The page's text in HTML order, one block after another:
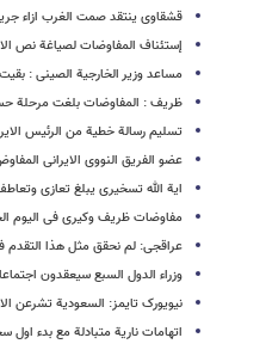
قشقاوی ینتقد صمت الغرب ازاء
إستئناف المفاوضات لصیاغة نص
مساعد وزیر الخارجیة الصینی :
ظریف : المفاوضات بلغت مرحلة
تسلیم رسالة خطیة من الرئیس
عضو الفریق النووی الایرانی
ایة الله تسخیری یبلغ تعازی
مفاوضات ظریف وکیری فی الیوم
عراقجی: لم نحقق مثل هذا التقدم
وزراء الدول السبع سیعقدون
نیویورک تایمز: السعودیة تشرعن
اتهامات ناریة متبادلة مع بدء